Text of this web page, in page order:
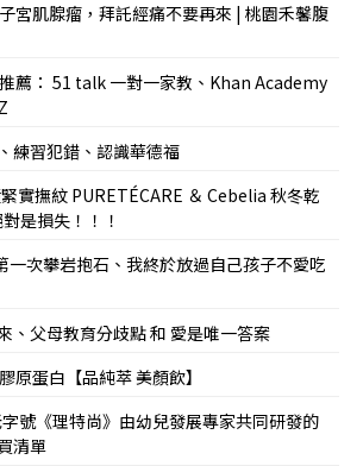
宮肌腺瘤，拜託經痛不要再來 | 桃園禾馨腹
薦： 51 talk 一對一家教、Khan Academy
練習犯錯、認識華德福
緊實撫紋 PURETÉCARE ＆ Cebelia 秋冬乾
是損失！！！
次攀岩抱石、我終於放過自己孩子不愛吃
、父母教育分歧點 和 愛是唯一答案
原蛋白【品純萃 美顏飲】
號《理特尚》由幼兒發展專家共同研發的
清單